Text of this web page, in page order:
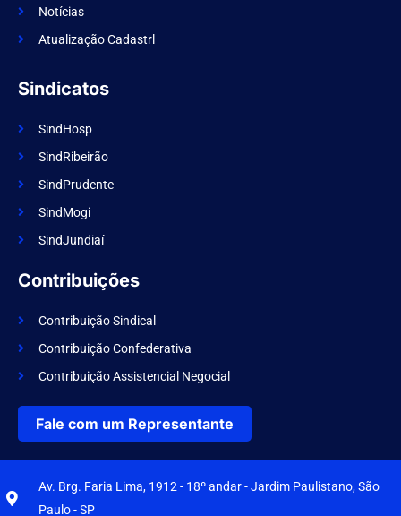
kNotícias
Atualização Cadastrl
Sindicatos
SindHosp
SindRibeirão
SindPrudente
SindMogi
SindJundiaí
Contribuições
Contribuição Sindical
Contribuição Confederativa
Contribuição Assistencial Negocial
Fale com um Representante
Av. Brg. Faria Lima, 1912 - 18º andar - Jardim Paulistano, São
Paulo - SP